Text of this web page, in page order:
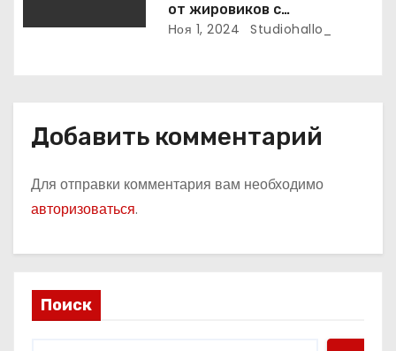
от жировиков с
рассасывающим эффектом
Ноя 1, 2024 Studiohallo_
Добавить комментарий
Для отправки комментария вам необходимо
авторизоваться.
Поиск